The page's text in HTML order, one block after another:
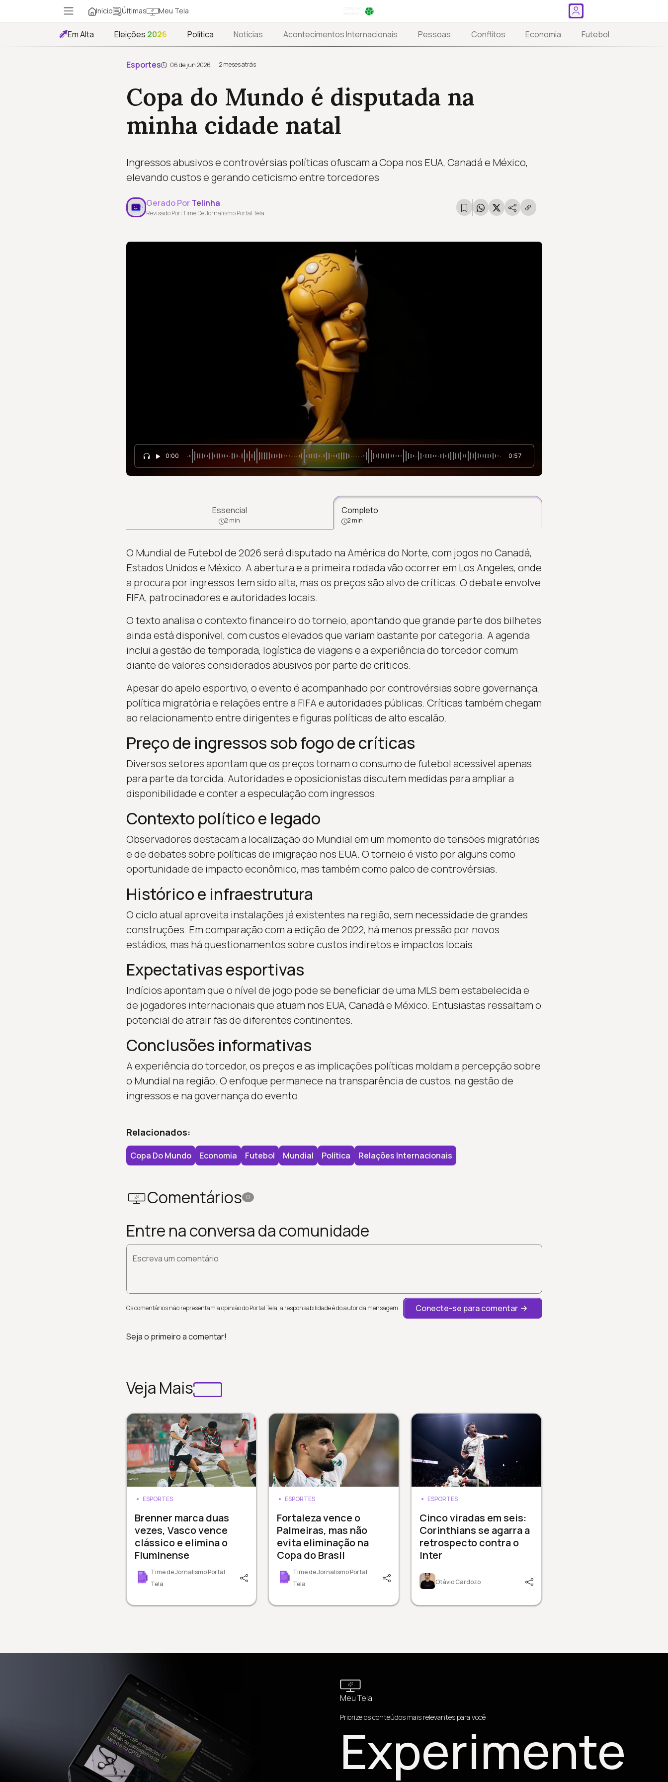
Início Últimas Meu Tela
Em Alta Eleições 2026 Política Notícias Acontecimentos Internacionais Pessoas Conflitos Economia Futebol
Esportes 06 de jun 2026 2 meses atrás
Copa do Mundo é disputada na
minha cidade natal
Ingressos abusivos e controvérsias políticas ofuscam a Copa nos EUA, Canadá e México,
elevando custos e gerando ceticismo entre torcedores
Gerado PorTelinha
Revisado Por: Time De Jornalismo Portal Tela
0:00 0:57
Essencial
2 min
Completo
2 min
O Mundial de Futebol de 2026 será disputado na América do Norte, com jogos no Canadá,
Estados Unidos e México. A abertura e a primeira rodada vão ocorrer em Los Angeles, onde
a procura por ingressos tem sido alta, mas os preços são alvo de críticas. O debate envolve
FIFA, patrocinadores e autoridades locais.
O texto analisa o contexto financeiro do torneio, apontando que grande parte dos bilhetes
ainda está disponível, com custos elevados que variam bastante por categoria. A agenda
inclui a gestão de temporada, logística de viagens e a experiência do torcedor comum
diante de valores considerados abusivos por parte de críticos.
Apesar do apelo esportivo, o evento é acompanhado por controvérsias sobre governança,
política migratória e relações entre a FIFA e autoridades públicas. Críticas também chegam
ao relacionamento entre dirigentes e figuras políticas de alto escalão.
Preço de ingressos sob fogo de críticas
Diversos setores apontam que os preços tornam o consumo de futebol acessível apenas
para parte da torcida. Autoridades e oposicionistas discutem medidas para ampliar a
disponibilidade e conter a especulação com ingressos.
Contexto político e legado
Observadores destacam a localização do Mundial em um momento de tensões migratórias
e de debates sobre políticas de imigração nos EUA. O torneio é visto por alguns como
oportunidade de impacto econômico, mas também como palco de controvérsias.
Histórico e infraestrutura
O ciclo atual aproveita instalações já existentes na região, sem necessidade de grandes
construções. Em comparação com a edição de 2022, há menos pressão por novos
estádios, mas há questionamentos sobre custos indiretos e impactos locais.
Expectativas esportivas
Indícios apontam que o nível de jogo pode se beneficiar de uma MLS bem estabelecida e
de jogadores internacionais que atuam nos EUA, Canadá e México. Entusiastas ressaltam o
potencial de atrair fãs de diferentes continentes.
Conclusões informativas
A experiência do torcedor, os preços e as implicações políticas moldam a percepção sobre
o Mundial na região. O enfoque permanece na transparência de custos, na gestão de
ingressos e na governança do evento.
Relacionados:
Copa Do Mundo Economia Futebol Mundial Política Relações Internacionais
Comentários 0
Entre na conversa da comunidade
Escreva um comentário
Os comentários não representam a opinião do Portal Tela; a responsabilidade é do autor da mensagem. Conecte-se para comentar
Seja o primeiro a comentar!
Veja Mais
ESPORTES
Brenner marca duas
vezes, Vasco vence
clássico e elimina o
Fluminense
Time de Jornalismo Portal
Tela
ESPORTES
Fortaleza vence o
Palmeiras, mas não
evita eliminação na
Copa do Brasil
Time de Jornalismo Portal
Tela
ESPORTES
Cinco viradas em seis:
Corinthians se agarra a
retrospecto contra o
Inter
Otávio Cardozo
Meu Tela
Priorize os conteúdos mais relevantes para você
Experimente